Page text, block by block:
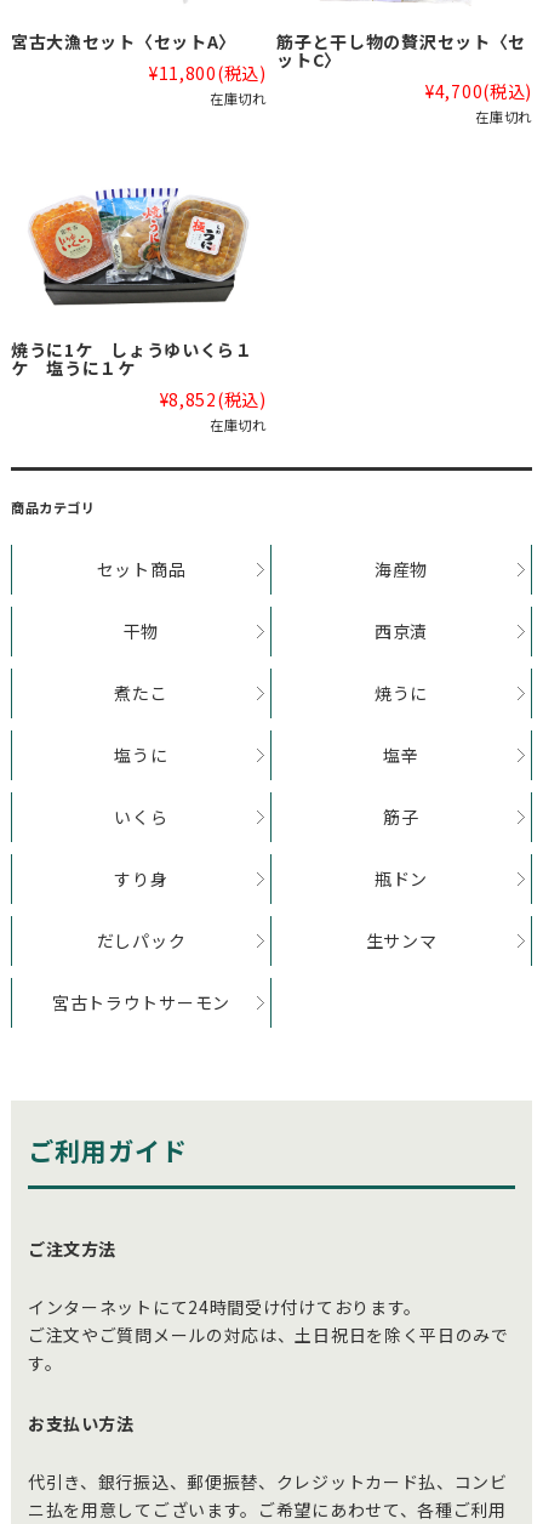
宮古大漁セット〈セットA〉
¥11,800(税込)
在庫切れ
筋子と干し物の贅沢セット〈セ
ットC〉
¥4,700(税込)
在庫切れ
焼うに1ケ しょうゆいくら１
ケ 塩うに１ケ
¥8,852(税込)
在庫切れ
商品カテゴリ
セット商品 海産物
干物 西京漬
煮たこ 焼うに
塩うに 塩辛
いくら 筋子
すり身 瓶ドン
だしパック 生サンマ
宮古トラウトサーモン
ご利用ガイド
ご注文方法
インターネットにて24時間受け付けております。
ご注文やご質問メールの対応は、土日祝日を除く平日のみで
す。
お支払い方法
代引き、銀行振込、郵便振替、クレジットカード払、コンビ
ニ払を用意してございます。ご希望にあわせて、各種ご利用